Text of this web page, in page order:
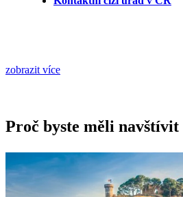
zobrazit více
Proč byste měli